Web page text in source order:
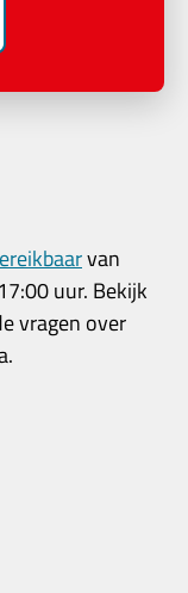
van
uur. Bekijk
vragen over